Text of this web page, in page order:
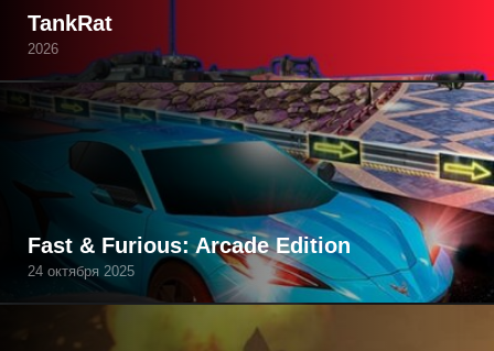
TankRat
2026
Fast & Furious: Arcade Edition
24 октября 2025